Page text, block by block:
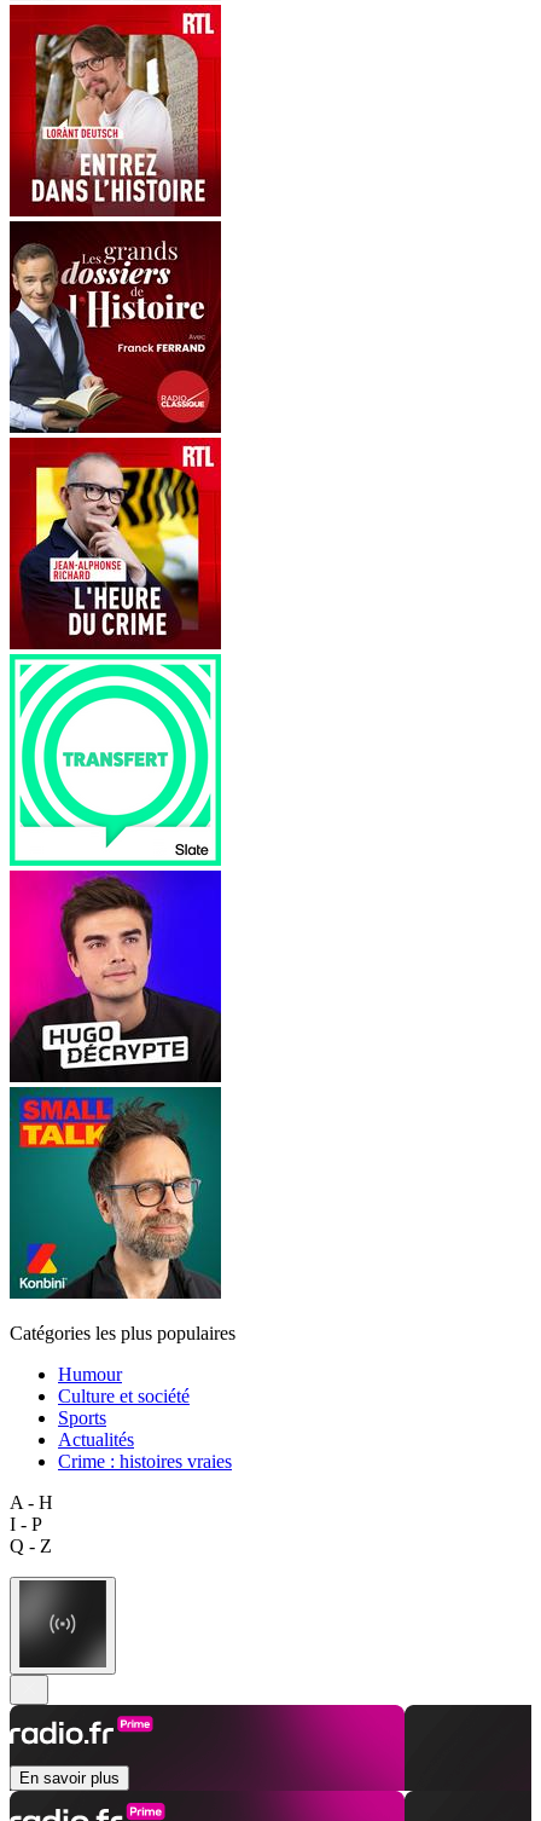
Catégories les plus populaires
Humour
Culture et société
Sports
Actualités
Crime : histoires vraies
A - H
I - P
Q - Z
En savoir plus